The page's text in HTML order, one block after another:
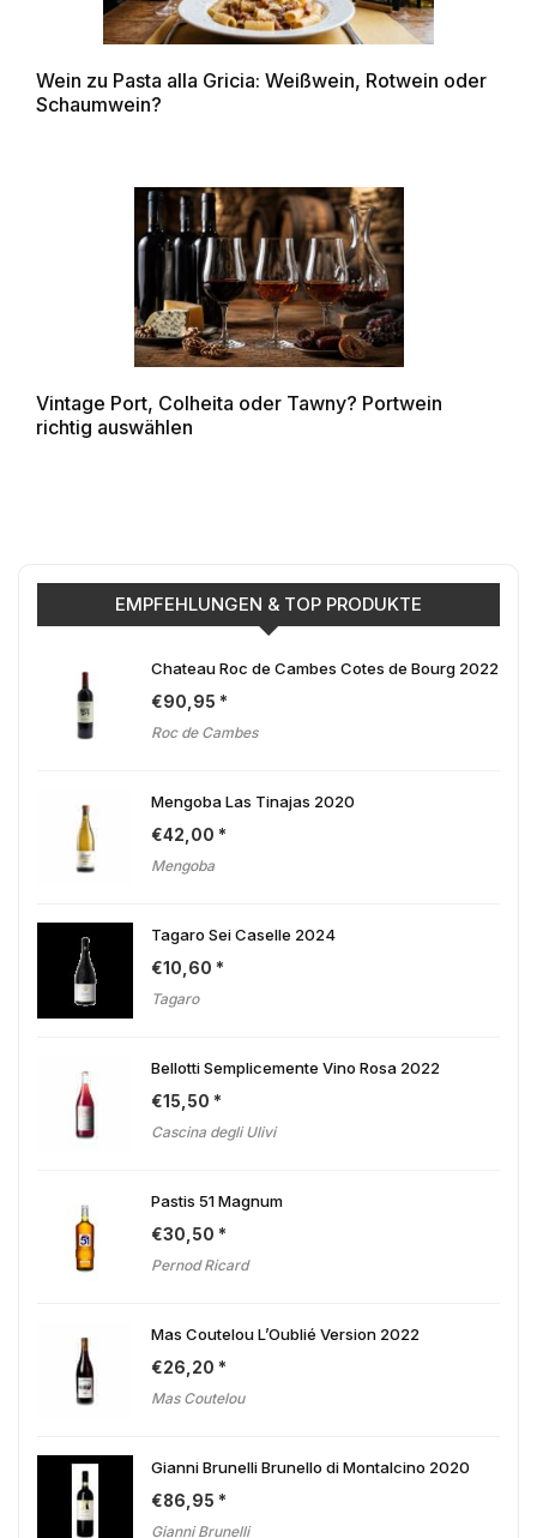
Wein zu Pasta alla Gricia: Weißwein, Rotwein oder
Schaumwein?
Vintage Port, Colheita oder Tawny? Portwein
richtig auswählen
EMPFEHLUNGEN & TOP PRODUKTE
Chateau Roc de Cambes Cotes de Bourg 2022
€90,95
Roc de Cambes
Mengoba Las Tinajas 2020
€42,00
Mengoba
Tagaro Sei Caselle 2024
€10,60
Tagaro
Bellotti Semplicemente Vino Rosa 2022
€15,50
Cascina degli Ulivi
Pastis 51 Magnum
€30,50
Pernod Ricard
Mas Coutelou L’Oublié Version 2022
€26,20
Mas Coutelou
Gianni Brunelli Brunello di Montalcino 2020
€86,95
Gianni Brunelli